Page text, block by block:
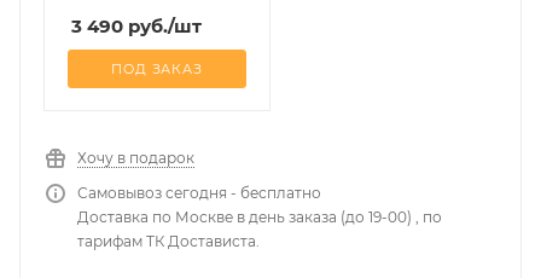
3 490 руб./шт
ПОД ЗАКАЗ
Хочу в подарок
Самовывоз сегодня - бесплатно
Доставка по Москве в день заказа (до 19-00) , по
тарифам ТК Достависта.